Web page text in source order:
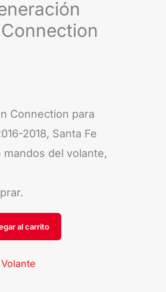
Connection para
2018, Santa Fe
mandos del volante,
al carrito